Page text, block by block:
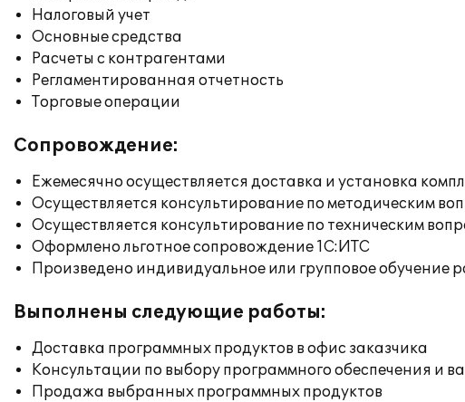
Налоговый учет
Основные средства
Расчеты с контрагентами
Регламентированная отчетность
Торговые операции
Сопровождение:
Ежемесячно осуществляется доставка и установка
Осуществляется консультирование по методическим
Осуществляется консультирование по техническим
Оформлено льготное сопровождение 1С:ИТС
Произведено индивидуальное или групповое
Выполнены следующие работы:
Доставка программных продуктов в офис заказчика
Консультации по выбору программного обеспечения и
Продажа выбранных программных продуктов